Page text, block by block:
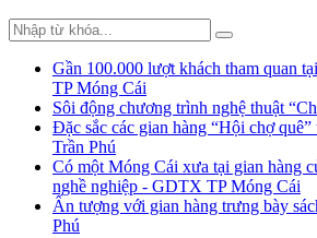
Gần 100.000 lượt khách tham quan
TP Móng Cái
Sôi động chương trình nghệ thuật
Đặc sắc các gian hàng “Hội chợ
Trần Phú
Có một Móng Cái xưa tại gian hàng
nghề nghiệp - GDTX TP Móng Cái
Ấn tượng với gian hàng trưng bày
Phú